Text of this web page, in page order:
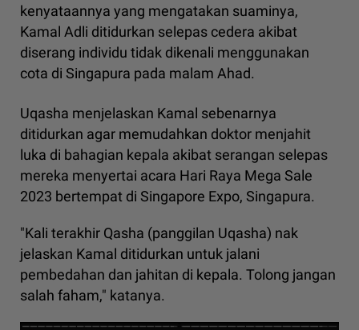
kenyataannya yang mengatakan suaminya,
Kamal Adli ditidurkan selepas cedera akibat
diserang individu tidak dikenali menggunakan
cota di Singapura pada malam Ahad.
Uqasha menjelaskan Kamal sebenarnya
ditidurkan agar memudahkan doktor menjahit
luka di bahagian kepala akibat serangan selepas
mereka menyertai acara Hari Raya Mega Sale
2023 bertempat di Singapore Expo, Singapura.
"Kali terakhir Qasha (panggilan Uqasha) nak
jelaskan Kamal ditidurkan untuk jalani
pembedahan dan jahitan di kepala. Tolong jangan
salah faham," katanya.